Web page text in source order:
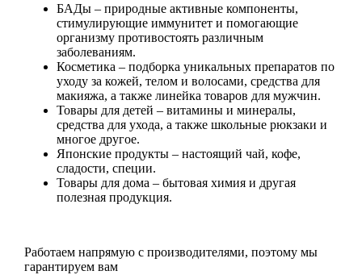
БАДы– природные активные компоненты,
стимулирующие иммунитет и помогающие
организму противостоять различным
заболеваниям.
Косметика – подборка уникальных препаратов по
уходу за кожей, телом и волосами, средства для
макияжа, а также линейка товаров для мужчин.
Товары для детей – витамины и минералы,
средства для ухода, а также школьные рюкзаки и
многое другое.
Японские продукты– настоящий чай, кофе,
сладости, специи.
Товары для дома – бытовая химия и другая
полезная продукция.
Работаем напрямую с производителями, поэтому мы
гарантируем вам